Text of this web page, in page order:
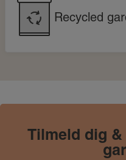
Recycled
Tilmeld dig &